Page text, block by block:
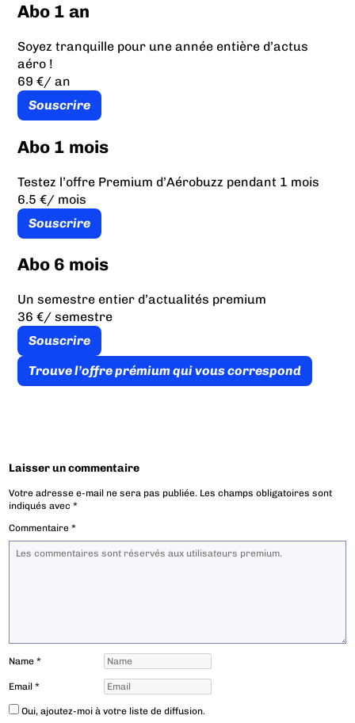
Abo 1 an
Soyez tranquille pour une année entière d’actus
aéro !
69 €/ an
Souscrire
Abo 1 mois
Testez l’offre Premium d’Aérobuzz pendant 1 mois
6.5 €/ mois
Souscrire
Abo 6 mois
Un semestre entier d’actualités premium
36 €/ semestre
Souscrire
Trouve l’offre prémium qui vous correspond
Laisser un commentaire
Votre adresse e-mail ne sera pas publiée. Les champs obligatoires sont
indiqués avec*
Commentaire*
Name*
Email*
Oui, ajoutez-moi à votre liste de diffusion.